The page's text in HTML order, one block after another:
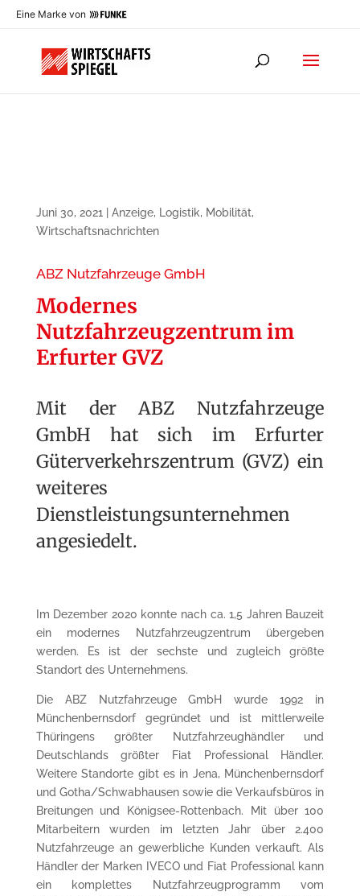
Eine Marke von
Juni 30, 2021 Anzeige, Logistik, Mobilität,
Wirtschaftsnachrichten
ABZ Nutzfahrzeuge GmbH
Modernes
Nutzfahrzeugzentrum im
Erfurter GVZ
Mit der ABZ Nutzfahrzeuge
GmbH hat sich im Erfurter
Güterverkehrszentrum (GVZ) ein
weiteres
Dienstleistungsunternehmen
angesiedelt.
Im Dezember 2020 konnte nach ca. 1,5 Jahren Bauzeit
ein modernes Nutzfahrzeugzentrum übergeben
werden. Es ist der sechste und zugleich größte
Standort des Unternehmens.
Die ABZ Nutzfahrzeuge GmbH wurde 1992 in
Münchenbernsdorf gegründet und ist mittlerweile
Thüringens größter Nutzfahrzeughändler und
Deutschlands größter Fiat Professional Händler.
Weitere Standorte gibt es in Jena, Münchenbernsdorf
und Gotha/Schwabhausen sowie die Verkaufsbüros in
Breitungen und Königsee-Rottenbach. Mit über 100
Mitarbeitern wurden im letzten Jahr über 2.400
Nutzfahrzeuge an gewerbliche Kunden verkauft. Als
Händler der Marken IVECO und Fiat Professional kann
ein komplettes Nutzfahrzeugprogramm vom